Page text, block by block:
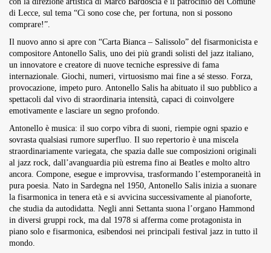
di Lecce, sul tema “Ci sono cose che, per fortuna, non si possono
comprare!”.
Il nuovo anno si apre con “Carta Bianca – Salissolo” del fisarmonicista e
compositore Antonello Salis, uno dei più grandi solisti del jazz italiano,
un innovatore e creatore di nuove tecniche espressive di fama
internazionale. Giochi, numeri, virtuosismo mai fine a sé stesso. Forza,
provocazione, impeto puro. Antonello Salis ha abituato il suo pubblico a
spettacoli dal vivo di straordinaria intensità, capaci di coinvolgere
emotivamente e lasciare un segno profondo.
Antonello è musica: il suo corpo vibra di suoni, riempie ogni spazio e
sovrasta qualsiasi rumore superfluo. Il suo repertorio è una miscela
straordinariamente variegata, che spazia dalle sue composizioni originali
al jazz rock, dall’avanguardia più estrema fino ai Beatles e molto altro
ancora. Compone, esegue e improvvisa, trasformando l’estemporaneità in
pura poesia. Nato in Sardegna nel 1950, Antonello Salis inizia a suonare
la fisarmonica in tenera età e si avvicina successivamente al pianoforte,
che studia da autodidatta. Negli anni Settanta suona l’organo Hammond
in diversi gruppi rock, ma dal 1978 si afferma come protagonista in
piano solo e fisarmonica, esibendosi nei principali festival jazz in tutto il
mondo.